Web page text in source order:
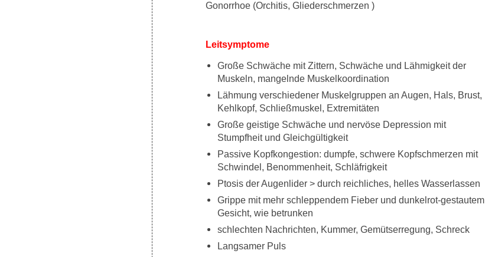
Gonorrhoe (Orchitis, Gliederschmerzen )
Leitsymptome
Große Schwäche mit Zittern, Schwäche und Lähmigkeit der
Muskeln, mangelnde Muskelkoordination
Lähmung verschiedener Muskelgruppen an Augen, Hals, Brust,
Kehlkopf, Schließmuskel, Extremitäten
Große geistige Schwäche und nervöse Depression mit
Stumpfheit und Gleichgültigkeit
Passive Kopfkongestion: dumpfe, schwere Kopfschmerzen mit
Schwindel, Benommenheit, Schläfrigkeit
Ptosis der Augenlider > durch reichliches, helles Wasserlassen
Grippe mit mehr schleppendem Fieber und dunkelrot-gestautem
Gesicht, wie betrunken
schlechten Nachrichten, Kummer, Gemütserregung, Schreck
Langsamer Puls